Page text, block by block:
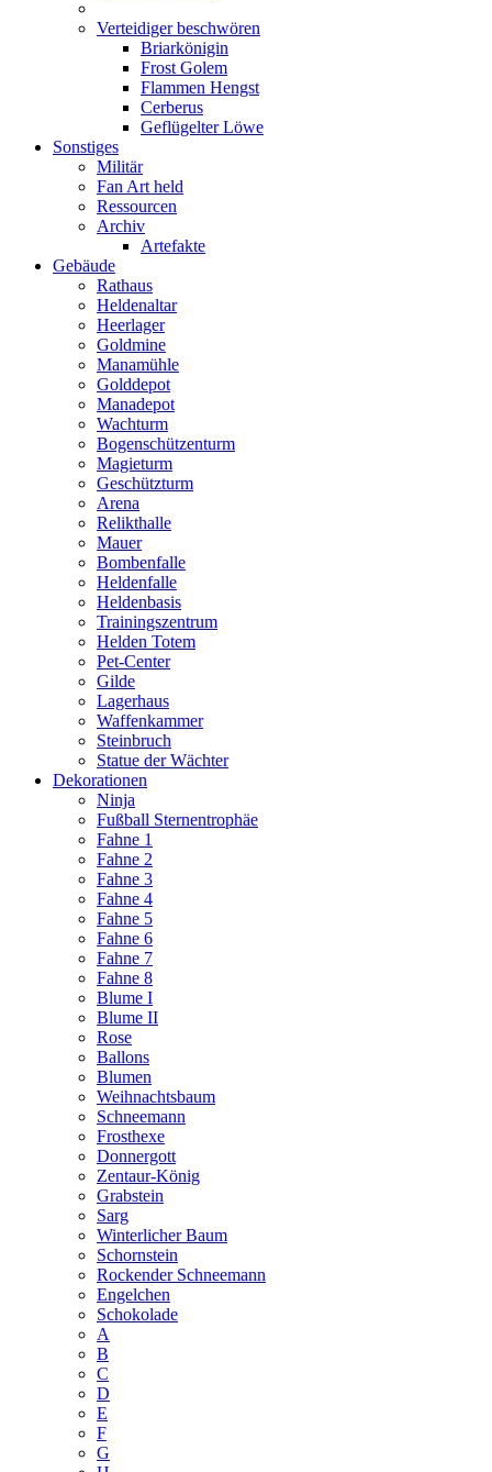
Verteidiger beschwören
Briarkönigin
Frost Golem
Flammen Hengst
Cerberus
Geflügelter Löwe
Sonstiges
Militär
Fan Art held
Ressourcen
Archiv
Artefakte
Gebäude
Rathaus
Heldenaltar
Heerlager
Goldmine
Manamühle
Golddepot
Manadepot
Wachturm
Bogenschützenturm
Magieturm
Geschützturm
Arena
Relikthalle
Mauer
Bombenfalle
Heldenfalle
Heldenbasis
Trainingszentrum
Helden Totem
Pet-Center
Gilde
Lagerhaus
Waffenkammer
Steinbruch
Statue der Wächter
Dekorationen
Ninja
Fußball Sternentrophäe
Fahne 1
Fahne 2
Fahne 3
Fahne 4
Fahne 5
Fahne 6
Fahne 7
Fahne 8
Blume I
Blume II
Rose
Ballons
Blumen
Weihnachtsbaum
Schneemann
Frosthexe
Donnergott
Zentaur-König
Grabstein
Sarg
Winterlicher Baum
Schornstein
Rockender Schneemann
Engelchen
Schokolade
A
B
C
D
E
F
G